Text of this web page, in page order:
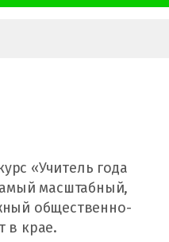
«Учитель года
масштабный,
общественно-
в крае.